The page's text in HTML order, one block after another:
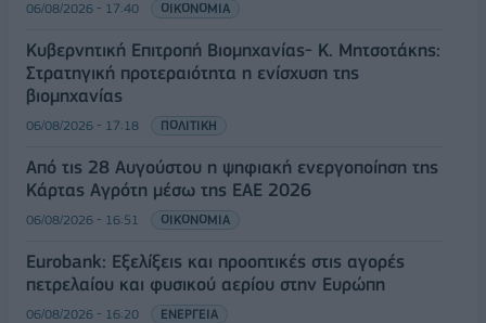
06/08/2026 - 17:40 ΟΙΚΟΝΟΜΙΑ
Κυβερνητική Επιτροπή Βιομηχανίας- Κ. Μητσοτάκης:
Στρατηγική προτεραιότητα η ενίσχυση της
βιομηχανίας
06/08/2026 - 17:18 ΠΟΛΙΤΙΚΗ
Από τις 28 Αυγούστου η ψηφιακή ενεργοποίηση της
Κάρτας Αγρότη μέσω της ΕΑΕ 2026
06/08/2026 - 16:51 ΟΙΚΟΝΟΜΙΑ
Eurobank: Εξελίξεις και προοπτικές στις αγορές
πετρελαίου και φυσικού αερίου στην Ευρώπη
06/08/2026 - 16:20 ΕΝΕΡΓΕΙΑ